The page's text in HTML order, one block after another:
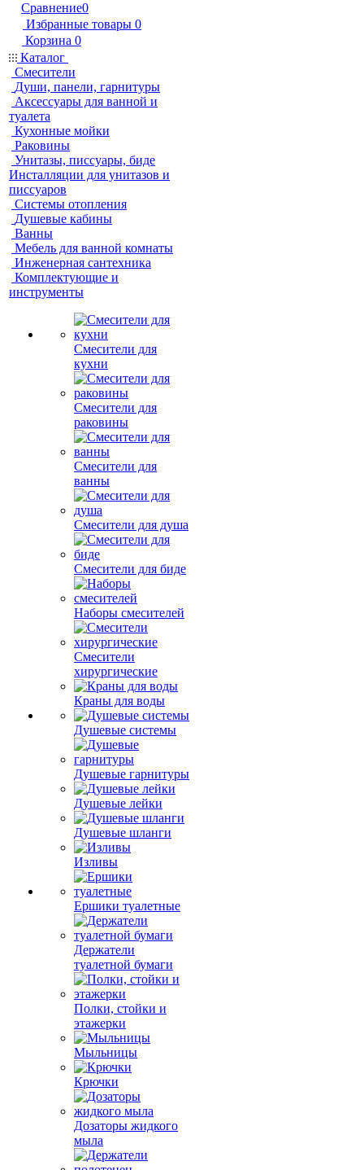
Сравнение0
Избранные товары 0
Корзина 0
Каталог
Смесители
Души, панели, гарнитуры
Аксессуары для ванной и
туалета
Кухонные мойки
Раковины
Унитазы, писсуары, биде
Инсталляции для унитазов и
писсуаров
Системы отопления
Душевые кабины
Ванны
Мебель для ванной комнаты
Инженерная сантехника
Комплектующие и
инструменты
Смесители для
кухни
Смесители для
раковины
Смесители для
ванны
Смесители для душа
Смесители для биде
Наборы смесителей
Смесители
хирургические
Краны для воды
Душевые системы
Душевые гарнитуры
Душевые лейки
Душевые шланги
Изливы
Ершики туалетные
Держатели
туалетной бумаги
Полки, стойки и
этажерки
Мыльницы
Крючки
Дозаторы жидкого
мыла